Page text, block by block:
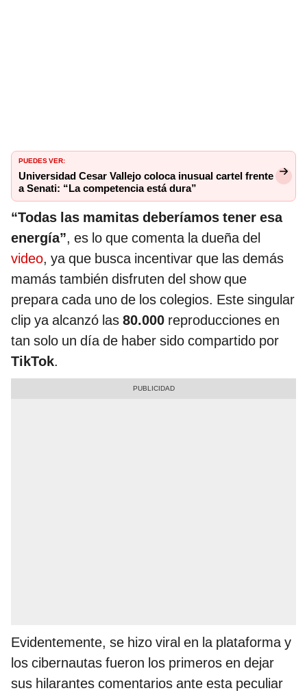
PUEDES VER:
Universidad Cesar Vallejo coloca inusual cartel frente
a Senati: “La competencia está dura”
“Todas las mamitas deberíamos tener esa
energía”, es lo que comenta la dueña del
video, ya que busca incentivar que las demás
mamás también disfruten del show que
prepara cada uno de los colegios. Este singular
clip ya alcanzó las 80.000 reproducciones en
tan solo un día de haber sido compartido por
TikTok.
Evidentemente, se hizo viral en la plataforma y
los cibernautas fueron los primeros en dejar
sus hilarantes comentarios ante esta peculiar